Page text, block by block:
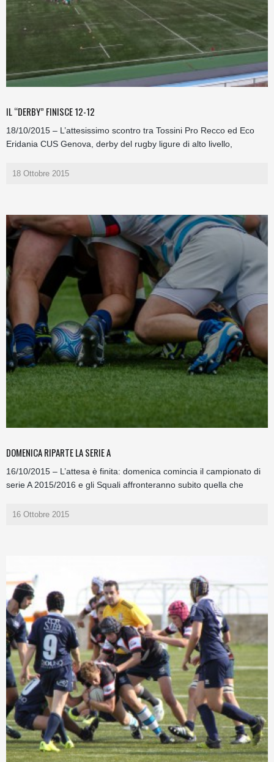
IL “DERBY” FINISCE 12-12
18/10/2015 – L’attesissimo scontro tra Tossini Pro Recco ed Eco
Eridania CUS Genova, derby del rugby ligure di alto livello,
18 Ottobre 2015
DOMENICA RIPARTE LA SERIE A
16/10/2015 – L’attesa è finita: domenica comincia il campionato di
serie A 2015/2016 e gli Squali affronteranno subito quella che
16 Ottobre 2015